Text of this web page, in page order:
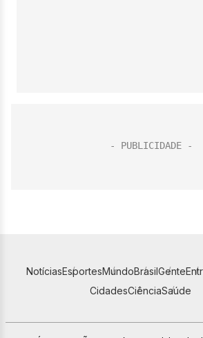
NotíciasEsportesMundoBrasilGente
CidadesCiênciaSaúde